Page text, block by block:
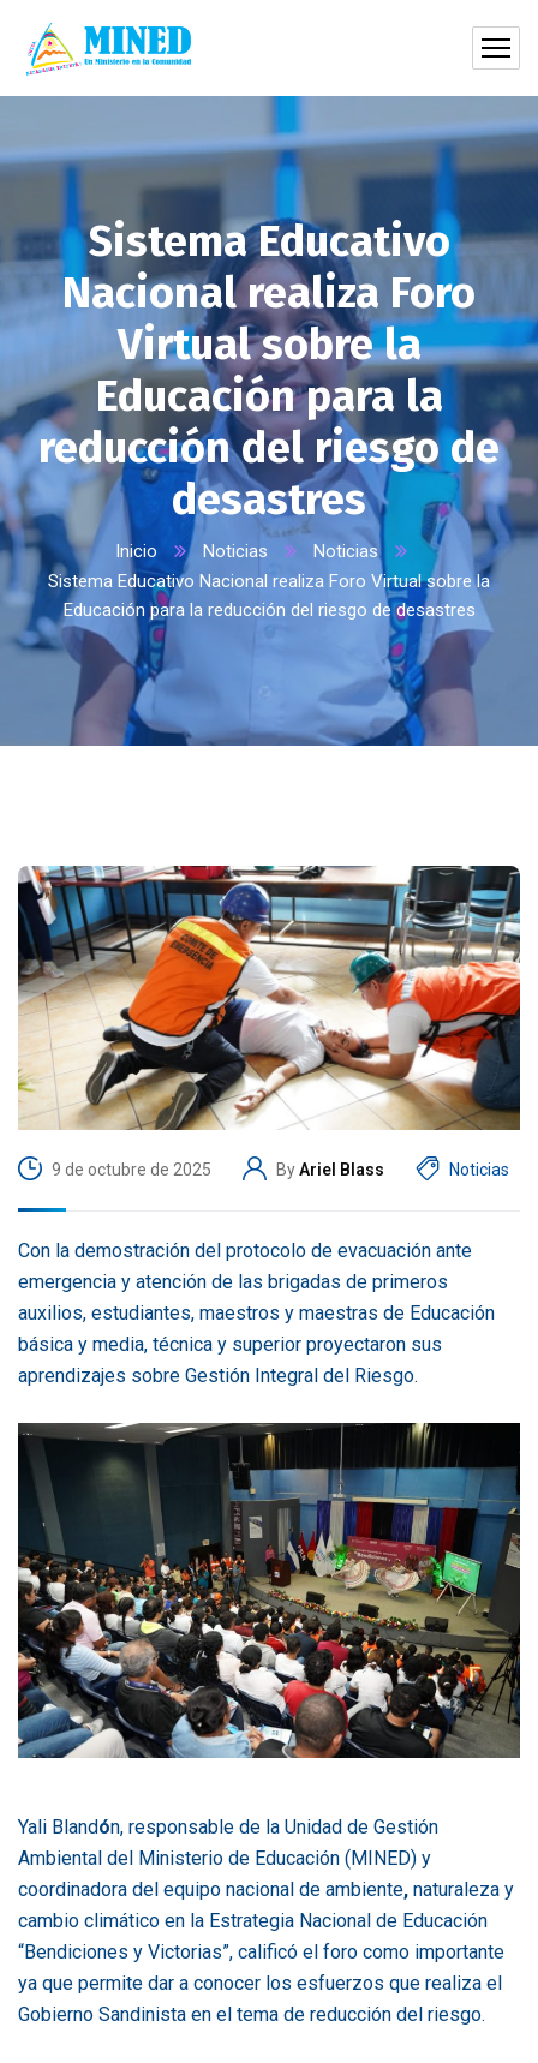
Sistema Educativo
Nacional realiza Foro
Virtual sobre la
Educación para la
reducción del riesgo de
desastres
Inicio Noticias
Noticias
Sistema Educativo Nacional realiza Foro Virtual sobre la
Educación para la reducción del riesgo de desastres
9 de octubre de 2025 ByAriel Blass Noticias
Con la demostración del protocolo de evacuación ante
emergencia y atención de las brigadas de primeros
auxilios, estudiantes, maestros y maestras de Educación
básica y media, técnica y superior proyectaron sus
aprendizajes sobre Gestión Integral del Riesgo.
Yali Blandón, responsable de la Unidad de Gestión
Ambiental del Ministerio de Educación (MINED) y
coordinadora del equipo nacional de ambiente, naturaleza y
cambio climático en la Estrategia Nacional de Educación
“Bendiciones y Victorias”, calificó el foro como importante
ya que permite dar a conocer los esfuerzos que realiza el
Gobierno Sandinista en el tema de reducción del riesgo.